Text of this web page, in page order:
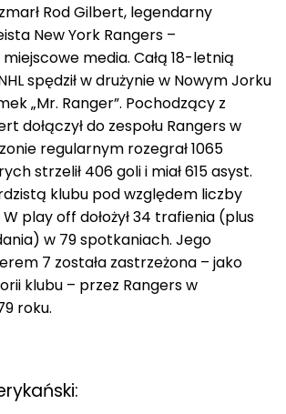
Rod Gilbert, legendarny
New York Rangers –
media. Całą 18-letnią
spędził w drużynie w Nowym Jorku
„Mr. Ranger”. Pochodzący z
dołączył do zespołu Rangers w
regularnym rozegrał 1065
strzelił 406 goli i miał 615 asyst.
klubu pod względem liczby
play off dołożył 34 trafienia (plus
w 79 spotkaniach. Jego
7 została zastrzeżona – jako
klubu – przez Rangers w
roku.